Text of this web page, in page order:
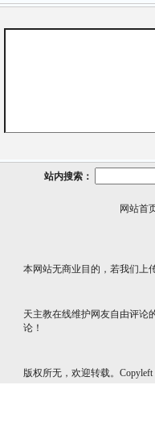
站内搜索：
网站首
本网站无商业目的，若我们上
天主教在线维护网友自由评论
论！
版权所无，欢迎转载。